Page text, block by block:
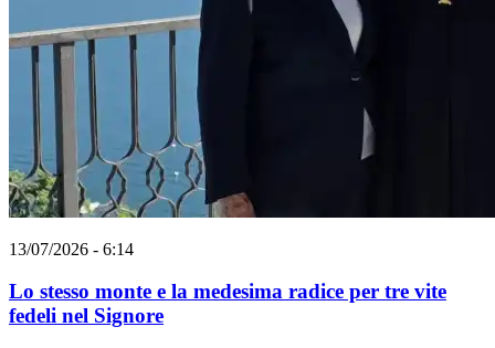
13/07/2026 - 6:14
Lo stesso monte e la medesima radice per tre vite
fedeli nel Signore